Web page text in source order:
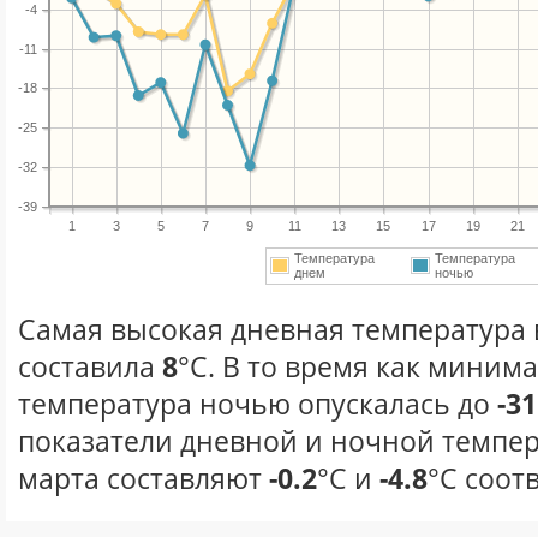
1 3 5 7 9 11 13 15 17 19 21
-39
-32
-25
-18
-11
-4
Температура
днем
Температура
ночью
Самая высокая дневная температура
составила 8°С. В то время как
температура ночью опускалась до -31
показатели дневной и ночной
марта составляют-0.2°С и -4.8°С